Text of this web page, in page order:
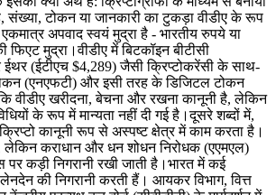
संख्या, टोकन या जानकारी का टुकड़ा वीडीए के रूप
अपवाद स्वयं मुद्रा है - भारतीय रुपये या
मुद्रा।वीडीए में बिटकॉइन बीटीसी
(ईटीएच $4,289) जैसी क्रिप्टोकरेंसी के साथ-
(एनएफटी) और इसी तरह के डिजिटल टोकन
वीडीए खरीदना, बेचना और रखना कानूनी है, लेकिन
के रूप में मान्यता नहीं दी गई है।दूसरे शब्दों में,
कानूनी रूप से अस्पष्ट क्षेत्र में काम करता है।
कराधान और धन शोधन निरोधक (एएमएल)
पर कड़ी निगरानी रखी जाती है।भारत में कई
लेनदेन की निगरानी करती हैं। आयकर विभाग, वित्त